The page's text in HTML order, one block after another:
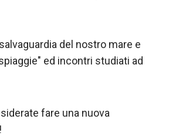
del nostro mare e
ed incontri studiati ad
fare una nuova